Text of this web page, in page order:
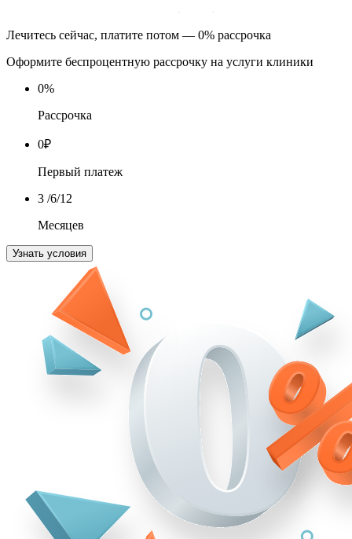
Лечитесь сейчас, платите потом — 0% рассрочка
Оформите беспроцентную рассрочку на услуги клиники
0%
Рассрочка
0₽
Первый платеж
3 /6/12
Месяцев
Узнать условия